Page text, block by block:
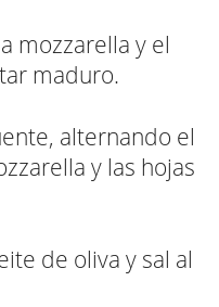
mozzarella y el
maduro.
alternando el
y las hojas
de oliva y sal al